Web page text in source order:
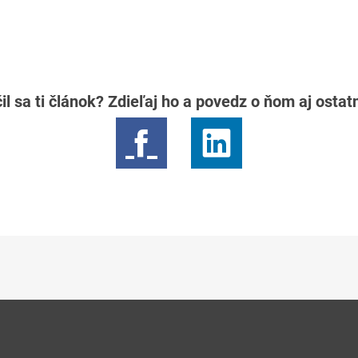
sa ti článok? Zdieľaj ho a povedz o ňom aj